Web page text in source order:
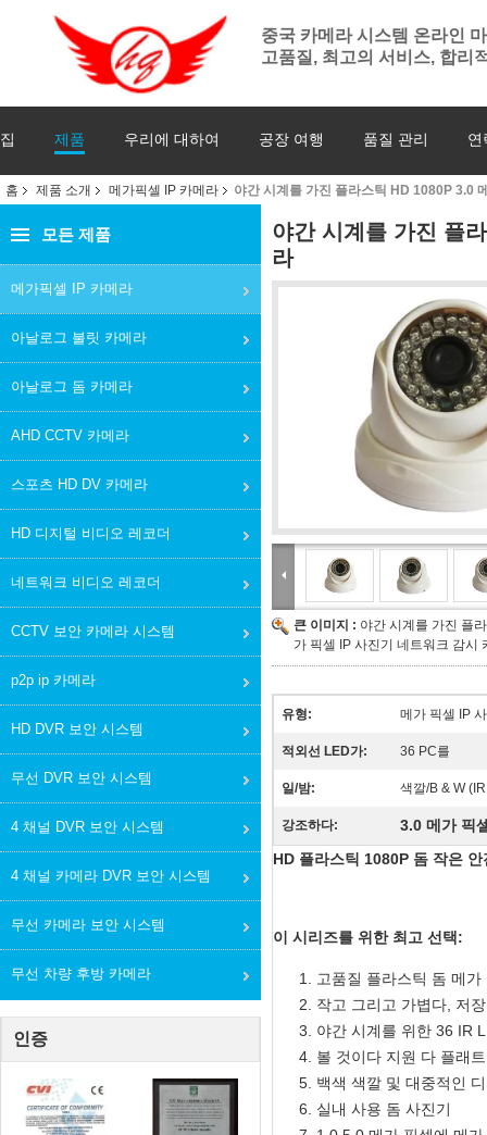
중국 카메라 시스템 온라인
고품질, 최고의 서비스, 합리
집 제품 우리에 대하여 공장 여행 품질 관리 연
홈 제품 소개 메가픽셀 IP 카메라 야간 시계를 가진 플라스틱 HD 1080P 3.0
모든 제품
메가픽셀 IP 카메라
아날로그 불릿 카메라
아날로그 돔 카메라
AHD CCTV 카메라
스포츠 HD DV 카메라
HD 디지털 비디오 레코더
네트워크 비디오 레코더
CCTV 보안 카메라 시스템
p2p ip 카메라
HD DVR 보안 시스템
무선 DVR 보안 시스템
4 채널 DVR 보안 시스템
4 채널 카메라 DVR 보안 시스템
무선 카메라 보안 시스템
무선 차량 후방 카메라
인증
야간 시계를 가진 플
라
큰 이미지 : 야간 시계를 가진 플
가 픽셀 IP 사진기 네트워크 감시
유형: 메가 픽셀 IP
적외선 LED가: 36 PC를
일/밤: 색깔/B & W
강조하다:
3.0 메가 픽
HD 플라스틱 1080P 돔 작은
이 시리즈를 위한 최고 선택:
고품질 플라스틱 돔 메가
작고 그리고 가볍다, 저
야간 시계를 위한 36 IR
볼 것이다 지원 다 플래
백색 색깔 및 대중적인
실내 사용 돔 사진기